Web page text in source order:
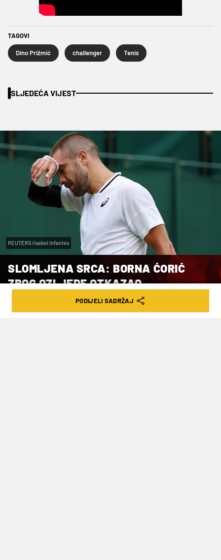
TAGOVI
Dino Prižmić challenger Tenis
SLJEDEĆA VIJEST
REUTERS/Isabel Infantes
SLOMLJENA SRCA: BORNA ĆORIĆ
ZBOG OZLJEDE OTKAZAO
WIMBLEDON!PODIJELI SADRŽAJ